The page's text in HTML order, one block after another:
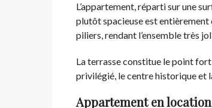
L’appartement, réparti sur une
plutôt spacieuse est entièrement
piliers, rendant l’ensemble très
La terrasse constitue le point
privilégié, le centre historique et
Appartement en